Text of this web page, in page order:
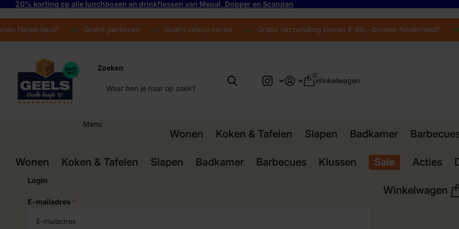
20% korting op alle lunchboxen en drinkflessen van Mepal, Dopper en Scanpan
Nederland* Gratis parkeren Gratis retourneren Gratis verzending boven € 60,- binnen Nederland*
Zoeken
Winkelwagen
0
Menu
Wonen Koken & Tafelen Slapen Badkamer
Wonen Koken & Tafelen Slapen Badkamer Barbecues Klussen Sale Acties
Login
E-mailadres *
Winkelwagen